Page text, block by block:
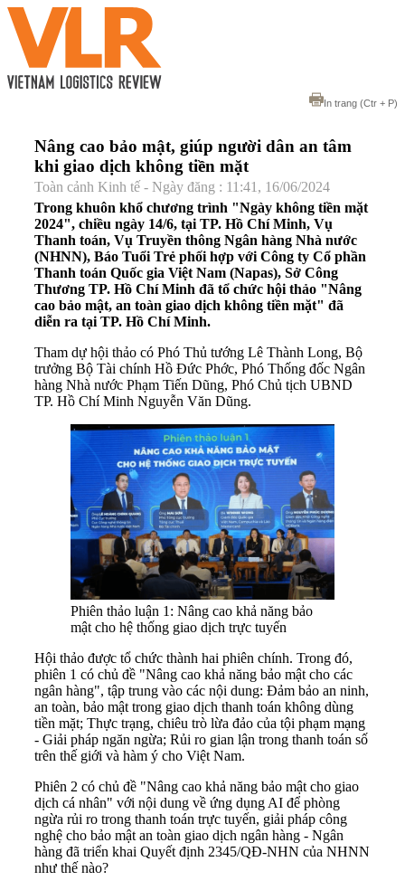
In trang (Ctr + P)
Nâng cao bảo mật, giúp người dân an tâm
khi giao dịch không tiền mặt
Toàn cảnh Kinh tế - Ngày đăng : 11:41, 16/06/2024
Trong khuôn khổ chương trình "Ngày không tiền mặt
2024", chiều ngày 14/6, tại TP. Hồ Chí Minh, Vụ
Thanh toán, Vụ Truyền thông Ngân hàng Nhà nước
(NHNN), Báo Tuổi Trẻ phối hợp với Công ty Cổ phần
Thanh toán Quốc gia Việt Nam (Napas), Sở Công
Thương TP. Hồ Chí Minh đã tổ chức hội thảo "Nâng
cao bảo mật, an toàn giao dịch không tiền mặt" đã
diễn ra tại TP. Hồ Chí Minh.
Tham dự hội thảo có Phó Thủ tướng Lê Thành Long, Bộ
trưởng Bộ Tài chính Hồ Đức Phớc, Phó Thống đốc Ngân
hàng Nhà nước Phạm Tiến Dũng, Phó Chủ tịch UBND
TP. Hồ Chí Minh Nguyễn Văn Dũng.
Phiên thảo luận 1: Nâng cao khả năng bảo
mật cho hệ thống giao dịch trực tuyến
Hội thảo được tổ chức thành hai phiên chính. Trong đó,
phiên 1 có chủ đề "Nâng cao khả năng bảo mật cho các
ngân hàng", tập trung vào các nội dung: Đảm bảo an ninh,
an toàn, bảo mật trong giao dịch thanh toán không dùng
tiền mặt; Thực trạng, chiêu trò lừa đảo của tội phạm mạng
- Giải pháp ngăn ngừa; Rủi ro gian lận trong thanh toán số
trên thế giới và hàm ý cho Việt Nam.
Phiên 2 có chủ đề "Nâng cao khả năng bảo mật cho giao
dịch cá nhân" với nội dung về ứng dụng AI để phòng
ngừa rủi ro trong thanh toán trực tuyến, giải pháp công
nghệ cho bảo mật an toàn giao dịch ngân hàng - Ngân
hàng đã triển khai Quyết định 2345/QĐ-NHN của NHNN
như thế nào?